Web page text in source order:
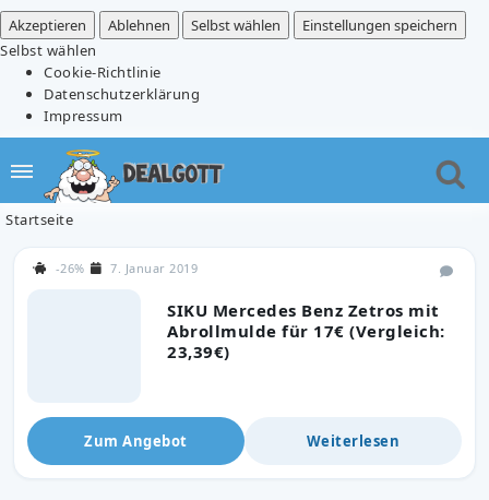
Akzeptieren
Ablehnen Selbst wählen
Einstellungen speichern
Selbst wählen
Cookie-Richtlinie
Datenschutzerklärung
Impressum
Startseite
SIKU Mercedes Benz Zetros mit
Abrollmulde für 17€ (Vergleich:
23,39€)
-26% 7. Januar 2019
Zum Angebot Weiterlesen